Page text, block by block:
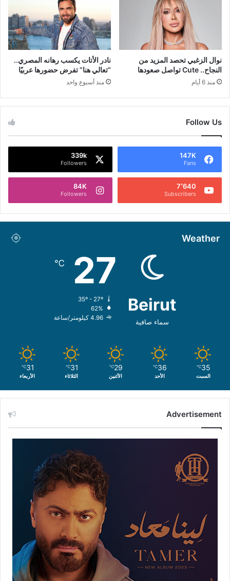
نوال الزغبي تحصد المزيد من
النجاح.. Cute تواصل صعودها
منذ 6 أيام
نادر الأتات يكسب رهانه المصري..
“تعالي هنا” تفرض حضورها عربيًا
منذ أسبوع واحد
Follow Us
147K
Fans
339k
Followers
7٬640
Subscribers
84K
Followers
Weather
Beirut
سماء صافية
27
℃
62%
4.96 كيلومتر/ساعة
35
℃
السبت
36
℃
الأحد
29
℃
الأثنين
31
℃
الثلاثاء
31
℃
الأربعاء
Advertisement